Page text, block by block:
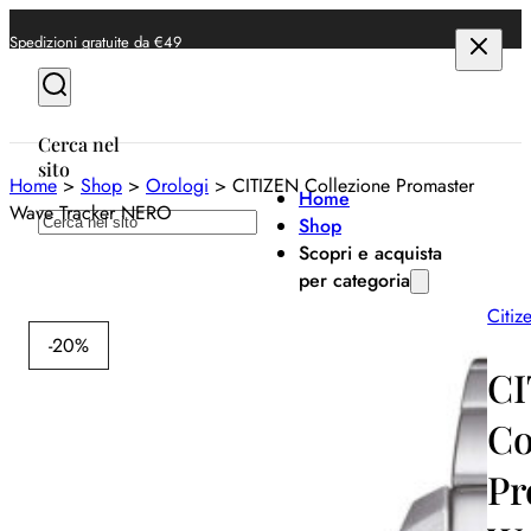
Spedizioni gratuite da €49
Cerca nel
sito
Cerca
Home
Shop
Scopri e acquista
per categoria
Home> Shop > Orologi > CITIZEN Collezione Promaster
Wave Tracker NERO
-20%